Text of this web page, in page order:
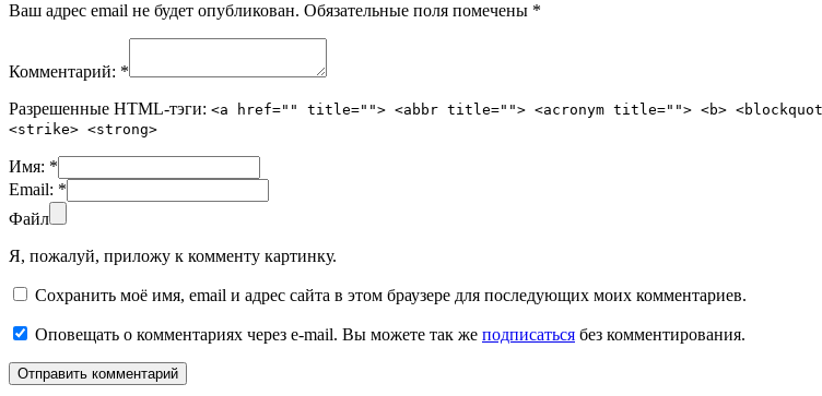
Ваш адрес email не будет опубликован. Обязательные поля помечены *
Комментарий: *
Разрешенные HTML-тэги: <a href="" title=""> <abbr title=""> <acronym title=""> <b>
<strike> <strong>
Имя: *
Email: *
Файл
Я, пожалуй, приложу к комменту картинку.
Сохранить моё имя, email и адрес сайта в этом браузере для последующих моих комментариев.
Оповещать о комментариях через e-mail. Вы можете так же подписаться без комментирования.